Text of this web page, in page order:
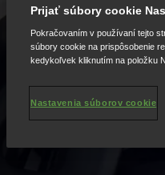
Prijať súbory cookie
Pokračovaním v používaní tejto
súbory cookie na prispôsobenie
kedykoľvek kliknutím na položku
Nastavenia súborov cookie